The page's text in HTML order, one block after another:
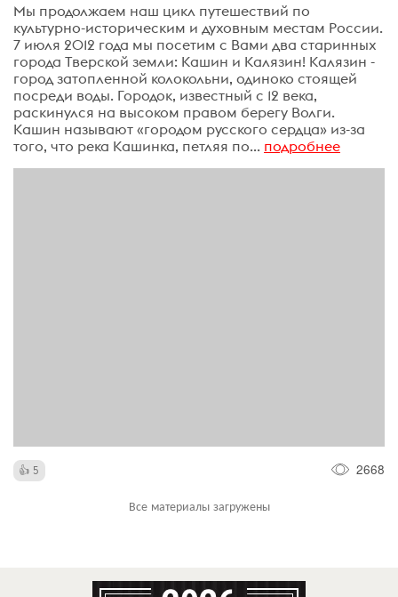
Мы продолжаем наш цикл путешествий по
культурно-историческим и духовным местам России.
7 июля 2012 года мы посетим с Вами два старинных
города Тверской земли: Кашин и Калязин! Калязин -
город затопленной колокольни, одиноко стоящей
посреди воды. Городок, известный с 12 века,
раскинулся на высоком правом берегу Волги.
Кашин называют «городом русского сердца» из-за
того, что река Кашинка, петляя по... подробнее
5 2668
Все материалы загружены